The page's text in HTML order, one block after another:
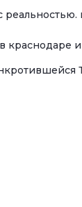
краснодаре